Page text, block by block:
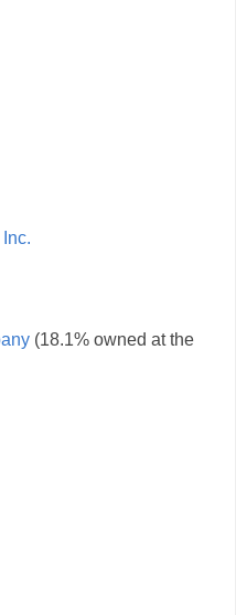
(18.1% owned at the